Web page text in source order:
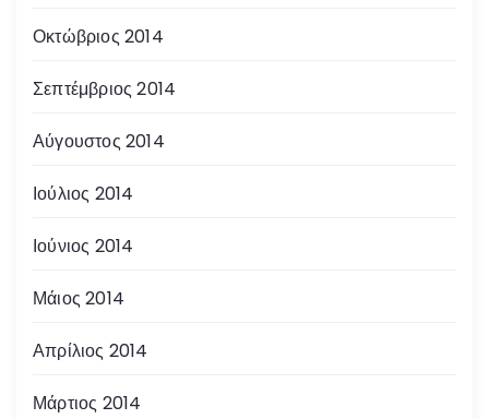
Οκτώβριος 2014
Σεπτέμβριος 2014
Αύγουστος 2014
Ιούλιος 2014
Ιούνιος 2014
Μάιος 2014
Απρίλιος 2014
Μάρτιος 2014